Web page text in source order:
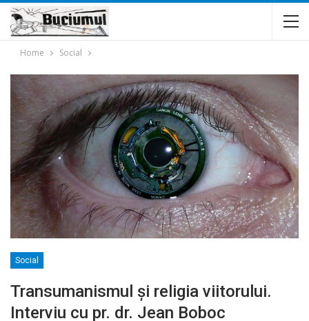
Home Social
Social
Transumanismul și religia viitorului.
Interviu cu pr. dr. Jean Boboc